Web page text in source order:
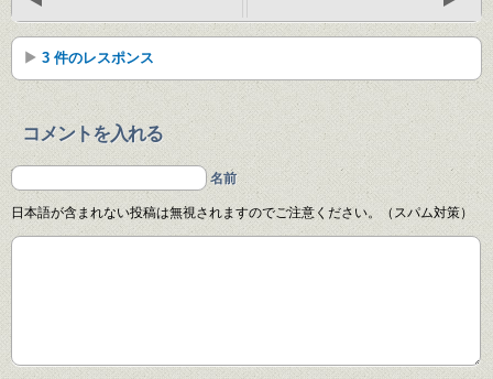
3 件のレスポンス
コメントを入れる
名前
日本語が含まれない投稿は無視されますのでご注意ください。（スパム対策）